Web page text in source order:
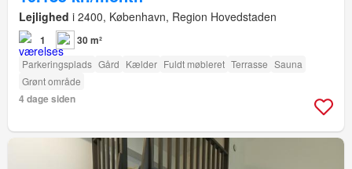
Lejlighed i 2400, København, Region Hovedstaden
1 30 m²
Parkeringsplads Gård Kælder Fuldt møbleret Terrasse Sauna
Grønt område
4 dage siden